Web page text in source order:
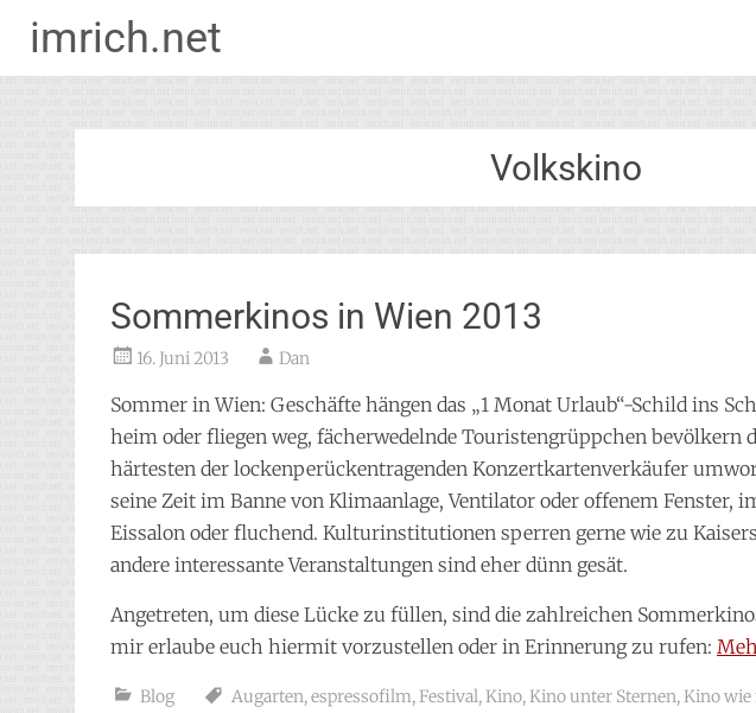
imrich.net
Volkskino
Sommerkinos in Wien 2013
16. Juni 2013 Dan
Sommer in Wien: Geschäfte hängen das „1 Monat Urlaub“-Schild ins
heim oder fliegen weg, fächerwedelnde Touristengrüppchen bevölkern
härtesten der lockenperückentragenden Konzertkartenverkäufer
seine Zeit im Banne von Klimaanlage, Ventilator oder offenem Fenster,
Eissalon oder fluchend. Kulturinstitutionen sperren gerne wie zu
andere interessante Veranstaltungen sind eher dünn gesät.
Angetreten, um diese Lücke zu füllen, sind die zahlreichen
mir erlaube euch hiermit vorzustellen oder in Erinnerung zu rufen:
Blog Augarten,espressofilm, Festival,Kino,Kino unter Sternen,Kino wie